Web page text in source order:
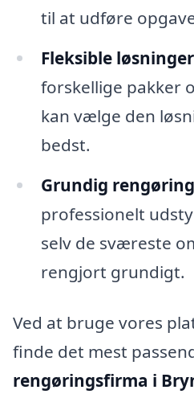
til at udføre
Fleksible
forskellige pakker
kan vælge den
bedst.
Grundig
professionelt
selv de sværeste
rengjort grundigt.
Ved at bruge vores
finde det mest
rengøringsfirma i